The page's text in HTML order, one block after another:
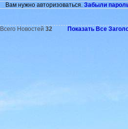
Вам нужно авторизоваться. Забыли
Всего Новостей 32 Показать Все